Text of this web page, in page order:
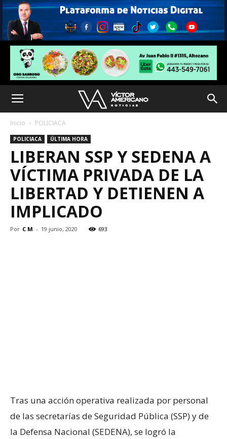
Inicio POLICIACA
POLICIACA ÚLTIMA HORA
LIBERAN SSP Y SEDENA A
VÍCTIMA PRIVADA DE LA
LIBERTAD Y DETIENEN A
IMPLICADO
Por C M - 19 junio, 2020 693
Tras una acción operativa realizada por personal
de las secretarías de Seguridad Pública (SSP) y de
la Defensa Nacional (SEDENA), se logró la